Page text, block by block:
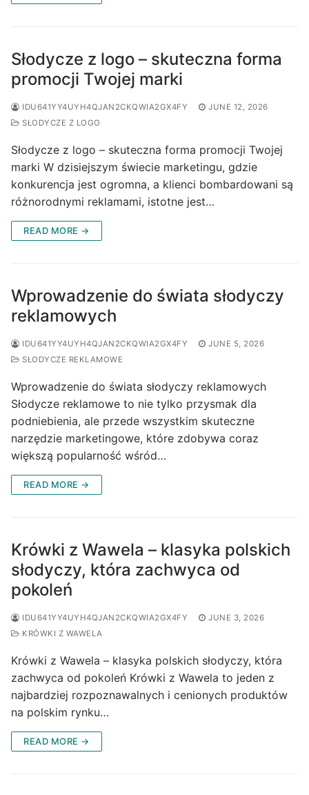
Słodycze z logo – skuteczna forma
promocji Twojej marki
IDU641YY4UYH4QJAN2CKQWIA2GX4FY
JUNE 12, 2026
SŁODYCZE Z LOGO
Słodycze z logo – skuteczna forma promocji Twojej
marki W dzisiejszym świecie marketingu, gdzie
konkurencja jest ogromna, a klienci bombardowani są
różnorodnymi reklamami, istotne jest…
READ MORE →
Wprowadzenie do świata słodyczy
reklamowych
IDU641YY4UYH4QJAN2CKQWIA2GX4FY
JUNE 5, 2026
SŁODYCZE REKLAMOWE
Wprowadzenie do świata słodyczy reklamowych
Słodycze reklamowe to nie tylko przysmak dla
podniebienia, ale przede wszystkim skuteczne
narzędzie marketingowe, które zdobywa coraz
większą popularność wśród…
READ MORE →
Krówki z Wawela – klasyka polskich
słodyczy, która zachwyca od
pokoleń
IDU641YY4UYH4QJAN2CKQWIA2GX4FY
JUNE 3, 2026
KRÓWKI Z WAWELA
Krówki z Wawela – klasyka polskich słodyczy, która
zachwyca od pokoleń Krówki z Wawela to jeden z
najbardziej rozpoznawalnych i cenionych produktów
na polskim rynku…
READ MORE →